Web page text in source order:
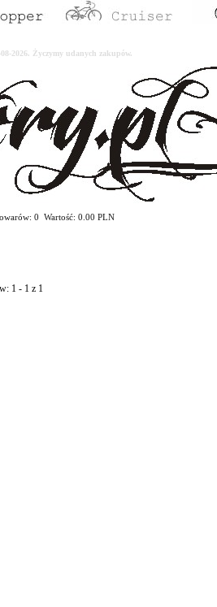
2026. Życzymy udanych zakupów.
0 Wartość: 0.00 PLN
1 - 1 z 1